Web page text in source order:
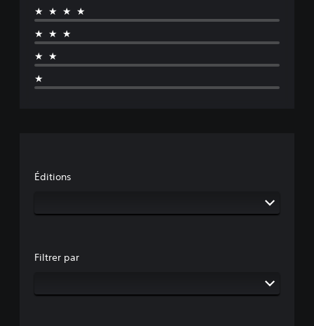
★★★★
★★★
★★
★
Éditions
Filtrer par